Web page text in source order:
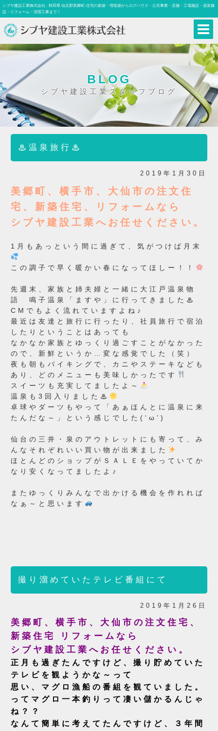
シブヤ建設工業株式会社 - 秋田県 仙北郡美郷町-住宅の新築・増改築からログハウス・公共事業・店舗・工場施設・温泉施
設・リフォーム・消雪工事まで！
BLOG
シブヤ建設工業スタッフブログ
♨温泉旅行♨
2019年1月30日
美郷町、横手市、大仙市の注文住
宅、新築住宅、リフォームなら
シブヤ建設工業へお任せください。
1月もあっという間に過ぎて、気がつけば月末
この調子で早く暖かい春になってほしー！！
先週末、家族と姉夫婦と一緒に大江戸温泉物
語 鳴子温泉「ますや」に行ってきました♨
CMでもよく流れていますよね♪
最近は友達と旅行に行ったり、社員旅行で宿泊
したりということはあっても
なかなか家族とゆっくり過ごすことがなかった
ので、新鮮というか…変な感覚でした（笑）
夜も朝もバイキングで、カニやステーキなども
あり、どのメニューも美味しかったです
スイーツも充実してましたよ～
温泉も3回入りました♨
卓球やダーツもやって「あぁほんとに温泉に来
たんだな～」という感じでした(‘ω’)
仙台の三井・泉のアウトレットにも寄って、み
んなそれぞれいい買い物が出来ました
ほとんどのショップがＳＡＬＥをやっていてか
なり安くなってましたよ♪
またゆっくりみんなで出かける機会を作れれば
なぁ～と思います
撮り溜めていたテレビ番組にて
2019年1月26日
美郷町、横手市、大仙市の注文住宅、
新築住宅 リフォームなら
シブヤ建設工業へお任せください。
正月も過ぎたんですけど、撮り貯めていた
テレビを観ようかな～って
思い、マグロ漁船の番組を観ていました。
ってマグロ一本釣りって凄い儲かるんじゃ
ね？？
なんて簡単に考えてたんですけど、３年間